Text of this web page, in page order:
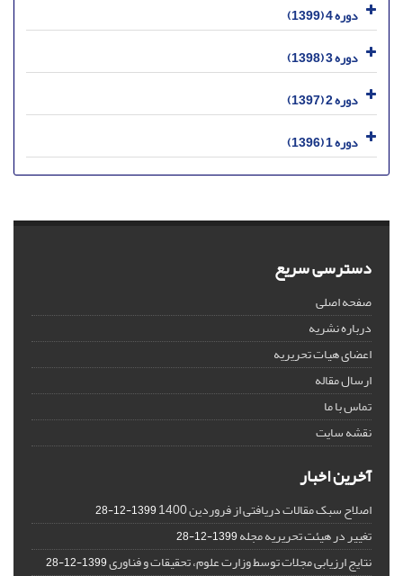
دوره 4 (1399)
دوره 3 (1398)
دوره 2 (1397)
دوره 1 (1396)
دسترسی سریع
صفحه اصلی
درباره نشریه
اعضای هیات تحریریه
ارسال مقاله
تماس با ما
نقشه سایت
آخرین اخبار
اصلاح سبک مقالات دریافتی از فروردین 1400 1399-12-28
تغییر در هیئت تحریریه مجله1399-12-28
نتایج ارزیابی مجلات توسط وزارت علوم، تحقیقات و فناوری1399-12-28